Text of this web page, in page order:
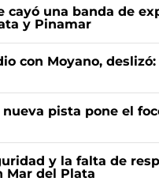
cayó una banda de
y Pinamar
con Moyano,
pista pone el
y la falta de
Mar del Plata